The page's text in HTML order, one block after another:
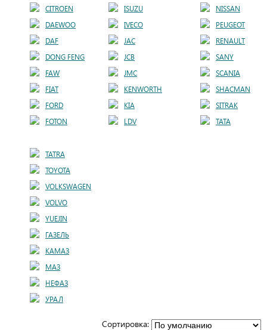
CITROEN
DAEWOO
DAF
DONG FENG
FAW
FIAT
FORD
FOTON
ISUZU
IVECO
JAC
JCB
JMC
KENWORTH
KIA
LDV
NISSAN
PEUGEOT
RENAULT
SANY
SCANIA
SHACMAN
SITRAK
TATA
TATRA
TOYOTA
VOLKSWAGEN
VOLVO
YUEJIN
ГАЗЕЛЬ
КАМАЗ
МАЗ
НЕФАЗ
УРАЛ
Сортировка: